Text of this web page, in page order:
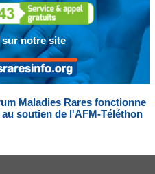
sur notre site
Maladies Rares fonctionne
au soutien de l'AFM-Téléthon